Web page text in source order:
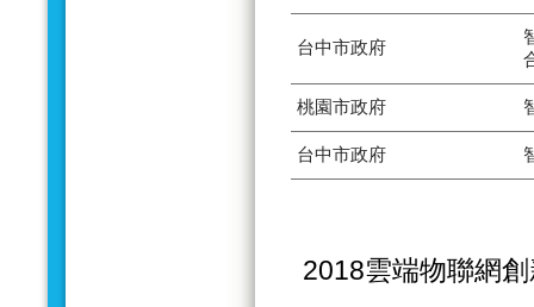
台中市政府
桃園市政府
台中市政府
2018雲端物聯網